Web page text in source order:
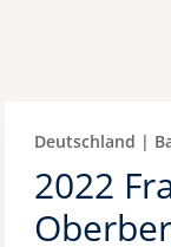
Deutschland |
2022